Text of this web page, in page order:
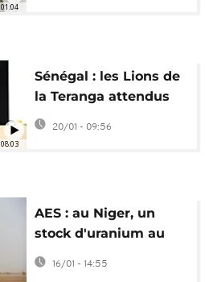
01:04
08:03
Sénégal : les Lions de
la Teranga attendus
avec ferveur
[Africanews Today]
20/01 - 09:56
AES : au Niger, un
stock d'uranium au
cœur d'un casse-tête
diplomatique
16/01 - 14:55